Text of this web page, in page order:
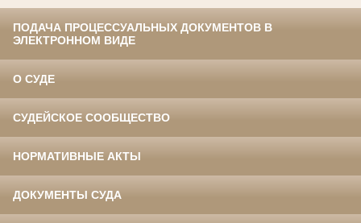
ПОДАЧА ПРОЦЕССУАЛЬНЫХ ДОКУМЕНТОВ В
ЭЛЕКТРОННОМ ВИДЕ
О СУДЕ
СУДЕЙСКОЕ СООБЩЕСТВО
НОРМАТИВНЫЕ АКТЫ
ДОКУМЕНТЫ СУДА